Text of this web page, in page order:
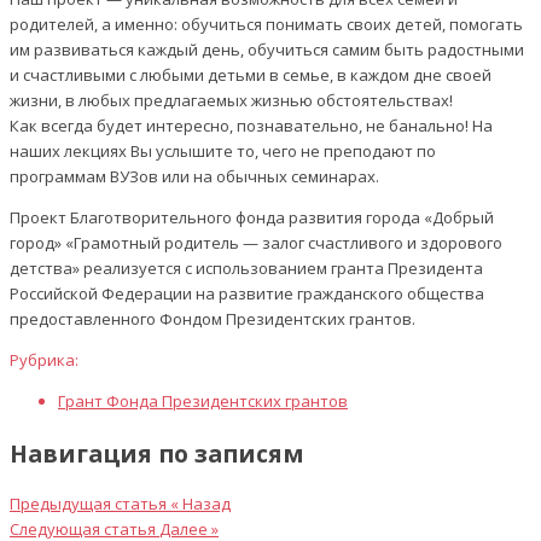
родителей, а именно: обучиться понимать своих детей, помогать
им развиваться каждый день, обучиться самим быть радостными
и счастливыми с любыми детьми в семье, в каждом дне своей
жизни, в любых предлагаемых жизнью обстоятельствах!
Как всегда будет интересно, познавательно, не банально! На
наших лекциях Вы услышите то, чего не преподают по
программам ВУЗов или на обычных семинарах.
Проект Благотворительного фонда развития города «Добрый
город» «Грамотный родитель — залог счастливого и здорового
детства» реализуется с использованием гранта Президента
Российской Федерации на развитие гражданского общества
предоставленного Фондом Президентских грантов.
Рубрика:
Грант Фонда Президентских грантов
Навигация по записям
Предыдущая статья « Назад
Следующая статья Далее »